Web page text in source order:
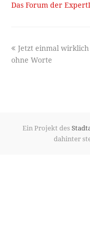
Das Forum der
previous
post:
Jetzt einmal wirklich
ohne Worte
Ein Projekt des
dahinter